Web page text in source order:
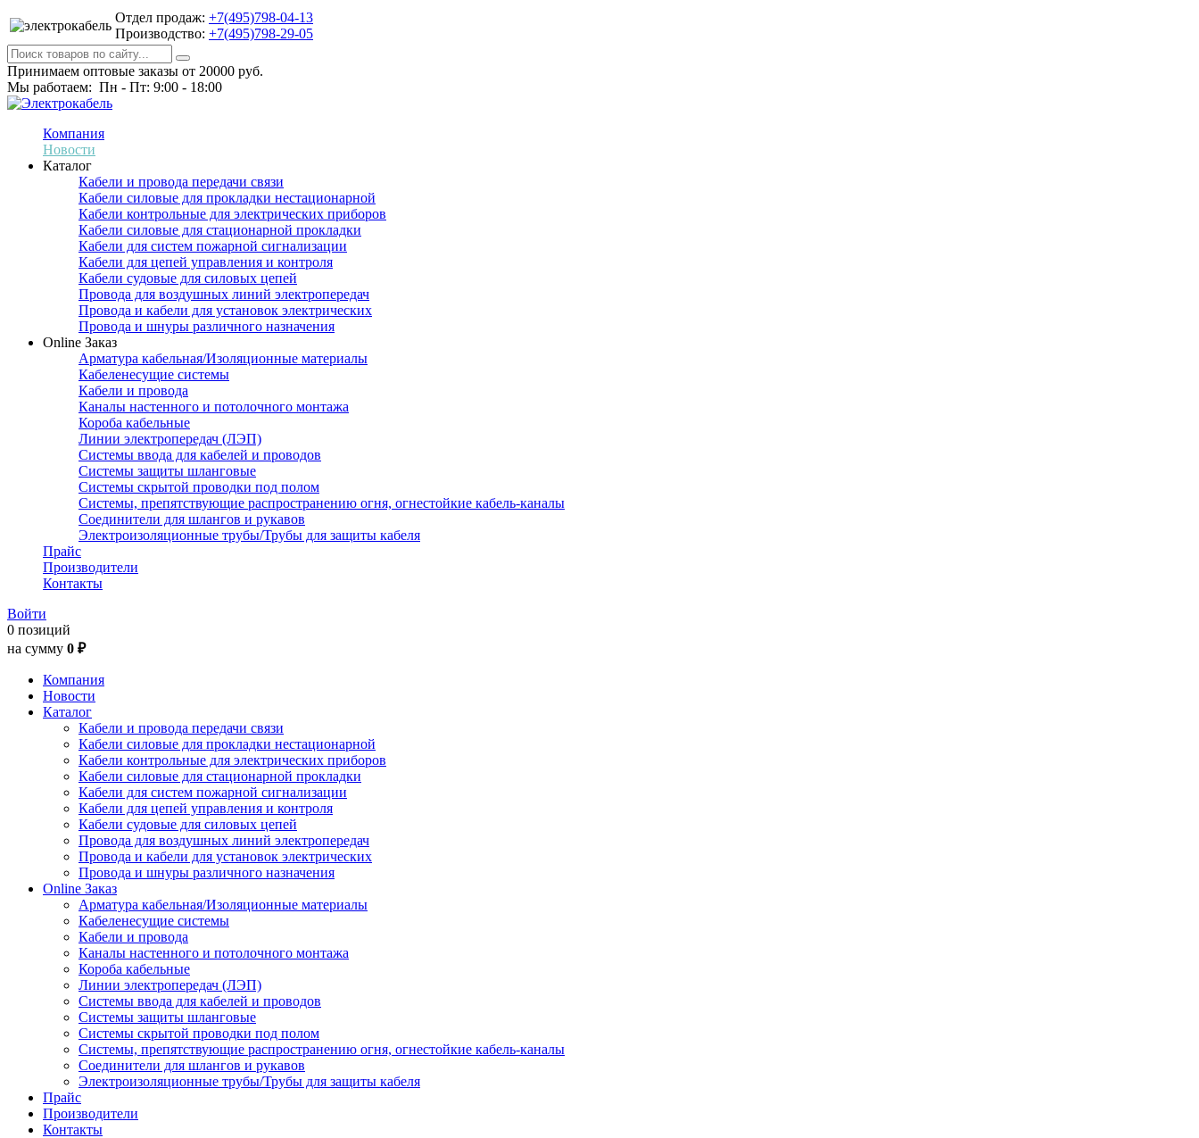
Отдел продаж: +7(495)798-04-13
Производство: +7(495)798-29-05
Принимаем оптовые заказы от 20000 руб.
Мы работаем: Пн - Пт: 9:00 - 18:00
Компания
Новости
Каталог
Кабели и провода передачи связи
Кабели силовые для прокладки нестационарной
Кабели контрольные для электрических приборов
Кабели силовые для стационарной прокладки
Кабели для систем пожарной сигнализации
Кабели для цепей управления и контроля
Кабели судовые для силовых цепей
Провода для воздушных линий электропередач
Провода и кабели для установок электрических
Провода и шнуры различного назначения
Online Заказ
Арматура кабельная/Изоляционные материалы
Кабеленесущие системы
Кабели и провода
Каналы настенного и потолочного монтажа
Короба кабельные
Линии электропередач (ЛЭП)
Системы ввода для кабелей и проводов
Системы защиты шланговые
Системы скрытой проводки под полом
Системы, препятствующие распространению огня, огнестойкие кабель-каналы
Соединители для шлангов и рукавов
Электроизоляционные трубы/Трубы для защиты кабеля
Прайс
Производители
Контакты
Войти
0 позиций
на сумму 0 ₽
Компания
Новости
Каталог
Кабели и провода передачи связи
Кабели силовые для прокладки нестационарной
Кабели контрольные для электрических приборов
Кабели силовые для стационарной прокладки
Кабели для систем пожарной сигнализации
Кабели для цепей управления и контроля
Кабели судовые для силовых цепей
Провода для воздушных линий электропередач
Провода и кабели для установок электрических
Провода и шнуры различного назначения
Online Заказ
Арматура кабельная/Изоляционные материалы
Кабеленесущие системы
Кабели и провода
Каналы настенного и потолочного монтажа
Короба кабельные
Линии электропередач (ЛЭП)
Системы ввода для кабелей и проводов
Системы защиты шланговые
Системы скрытой проводки под полом
Системы, препятствующие распространению огня, огнестойкие кабель-каналы
Соединители для шлангов и рукавов
Электроизоляционные трубы/Трубы для защиты кабеля
Прайс
Производители
Контакты